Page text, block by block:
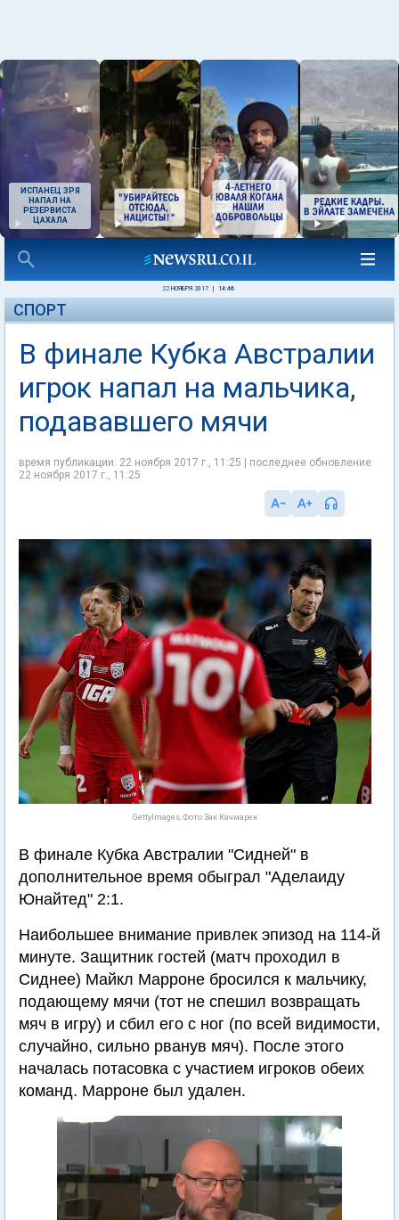
ИСПАНЕЦ ЗРЯ
НАПАЛ НА
РЕЗЕРВИСТА
ЦАХАЛА
22 НОЯБРЯ 2017 14:46
СПОРТ
В финале Кубка Австралии
игрок напал на мальчика,
подававшего мячи
время публикации: 22 ноября 2017 г., 11:25 | последнее обновление:
22 ноября 2017 г., 11:25
GettyImages, Фото Зак Качмарек
В финале Кубка Австралии "Сидней" в
дополнительное время обыграл "Аделаиду
Юнайтед" 2:1.
Наибольшее внимание привлек эпизод на 114-й
минуте. Защитник гостей (матч проходил в
Сиднее) Майкл Марроне бросился к мальчику,
подающему мячи (тот не спешил возвращать
мяч в игру) и сбил его с ног (по всей видимости,
случайно, сильно рванув мяч). После этого
началась потасовка с участием игроков обеих
команд. Марроне был удален.